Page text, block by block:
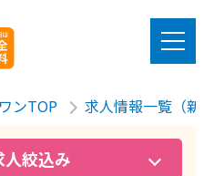
ンTOP 求人情報一覧（新
人絞込み